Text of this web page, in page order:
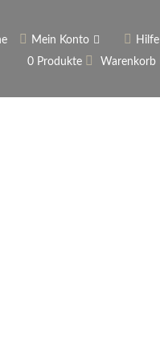
Mein Konto
Anmelden
Hilfe
0 Produkte
Warenkorb